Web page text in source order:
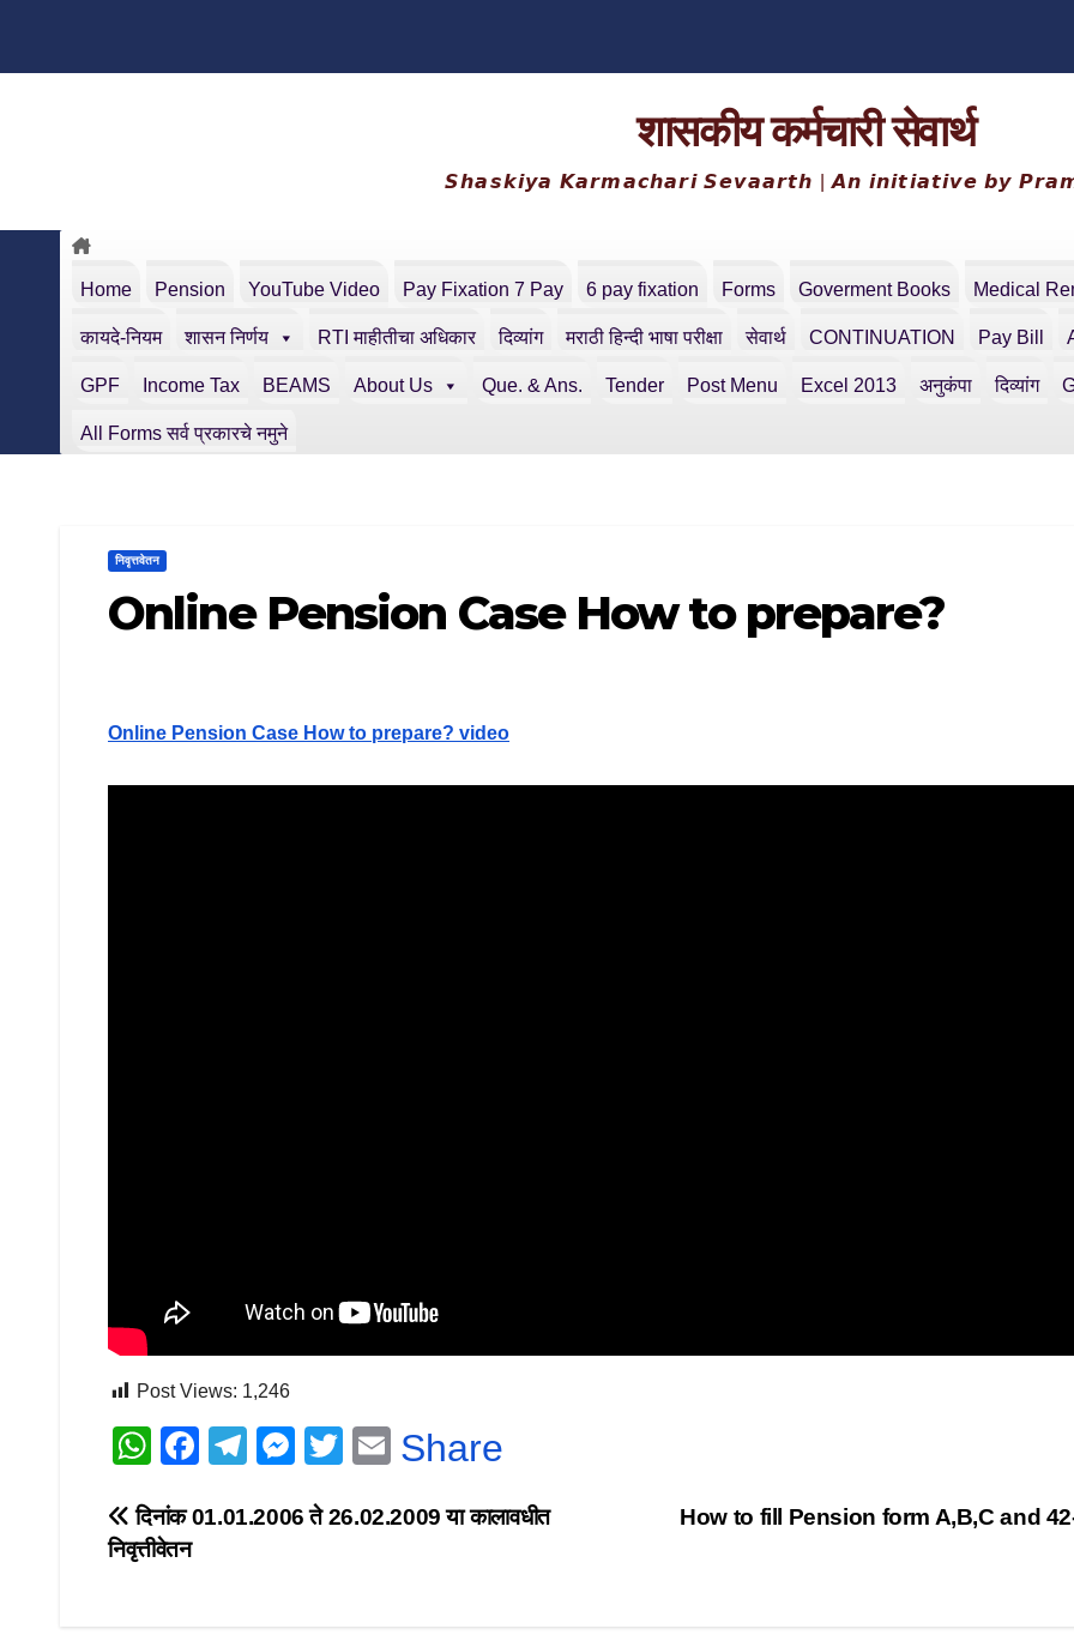
शासकीय कर्मचारी सेवार्थ
𝙎𝙝𝙖𝙨𝙠𝙞𝙮𝙖 𝙆𝙖𝙧𝙢𝙖𝙘𝙝𝙖𝙧𝙞 𝙎𝙚𝙫𝙖𝙖𝙧𝙩𝙝 | 𝘼𝙣 𝙞𝙣𝙞𝙩𝙞𝙖𝙩𝙞𝙫𝙚 𝙗𝙮
Home Pension YouTube Video Pay Fixation 7 Pay 6 pay fixation Forms Goverment Books Medical
कायदे-नियम शासन निर्णय RTI माहीतीचा अधिकार दिव्यांग मराठी हिन्दी भाषा परीक्षा सेवार्थ CONTINUATION Pay Bill
GPF Income Tax BEAMS About Us Que. & Ans. Tender Post Menu Excel 2013 अनुकंपा दिव्यांग
All Forms सर्व प्रकारचे नमुने
निवृत्तवेतन
Online Pension Case How to prepare?
Online Pension Case How to prepare? video
Post Views: 1,246
W
at
s
F
c
T
e
M
ss
T
tt
E
ail
Share
Post
navigation
How to fill Pension form A,B,C and
दिनांक 01.01.2006 ते 26.02.2009 या कालावधीत
निवृत्तीवेतन